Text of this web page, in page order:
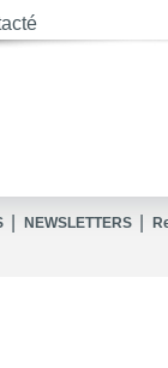
NEWSLETTERS